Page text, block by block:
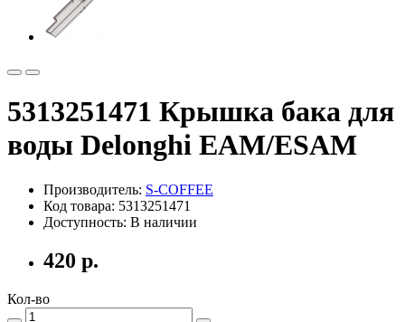
5313251471 Крышка бака для
воды Delonghi EAM/ESAM
Производитель: S-COFFEE
Код товара: 5313251471
Доступность: В наличии
420 р.
Кол-во